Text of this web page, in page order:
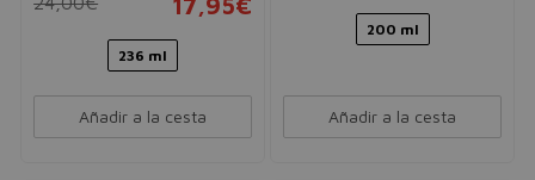
236 ml
Añadir a la cesta
200 ml
Añadir a la cesta